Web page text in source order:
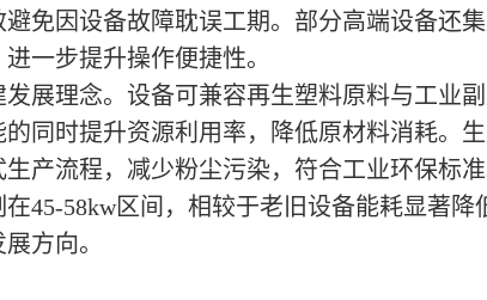
免因设备故障耽误工期。部分高端设备还集
一步提升操作便捷性。
展理念。设备可兼容再生塑料原料与工业
同时提升资源利用率，降低原材料消耗。
产流程，减少粉尘污染，符合工业环保标准
45-58kw区间，相较于老旧设备能耗显著降
方向。